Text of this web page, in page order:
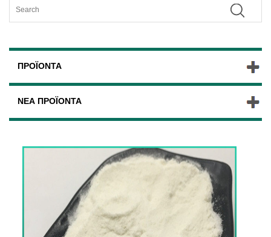
ΠΡΟΪΌΝΤΑ
ΝΈΑ ΠΡΟΪΌΝΤΑ